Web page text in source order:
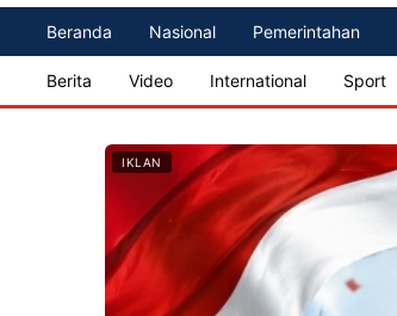
Beranda Nasional Pemerintahan
Berita Video International Sport
IKLAN